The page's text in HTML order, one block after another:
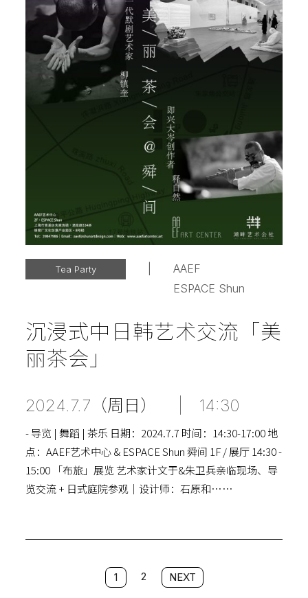
Tea Party
AAEF
ESPACE Shun
沉浸式中日韩艺术交流「美
丽茶会」
2024.7.7（周日） 14:30
- 导览 | 舞蹈 | 茶乐 日期：2024.7.7 时间：14:30-17:00 地
点：AAEF艺术中心 & ESPACE Shun 舜间 1F / 展厅 14:30 -
15:00 「布旅」展览 艺术家计文于&朱卫兵亲临现场、导
览交流 + 日式庭院参观｜设计师：石原和……
1 2 NEXT